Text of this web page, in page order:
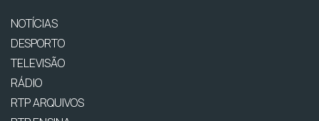
NOTÍCIAS
DESPORTO
TELEVISÃO
RÁDIO
RTP ARQUIVOS